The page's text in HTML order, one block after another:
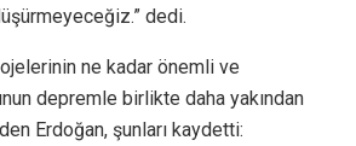
dedi.
ne kadar önemli ve
depremle birlikte daha yakından
Erdoğan, şunları kaydetti: